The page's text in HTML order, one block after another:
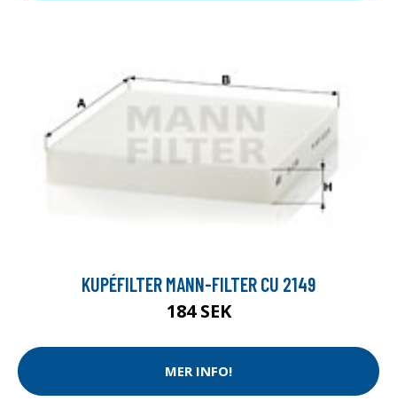
KUPÉFILTER MANN-FILTER CU 2149
184 SEK
MER INFO!